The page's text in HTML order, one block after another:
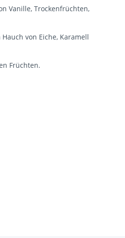
Vanille, Trockenfrüchten,
von Eiche, Karamell
Früchten.